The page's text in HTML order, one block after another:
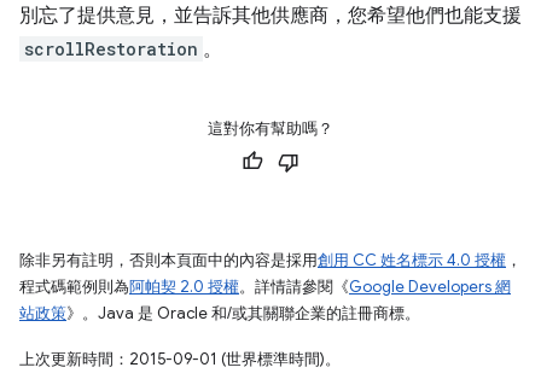
別忘了提供意見，並告訴其他供應商，您希望他們也能支援
scrollRestoration 。
這對你有幫助嗎？
除非另有註明，否則本頁面中的內容是採用創用 CC 姓名標示 4.0 授權 ，
程式碼範例則為阿帕契 2.0 授權。詳情請參閱《Google Developers 網
站政策》。Java 是 Oracle 和/或其關聯企業的註冊商標。
上次更新時間：2015-09-01 (世界標準時間)。